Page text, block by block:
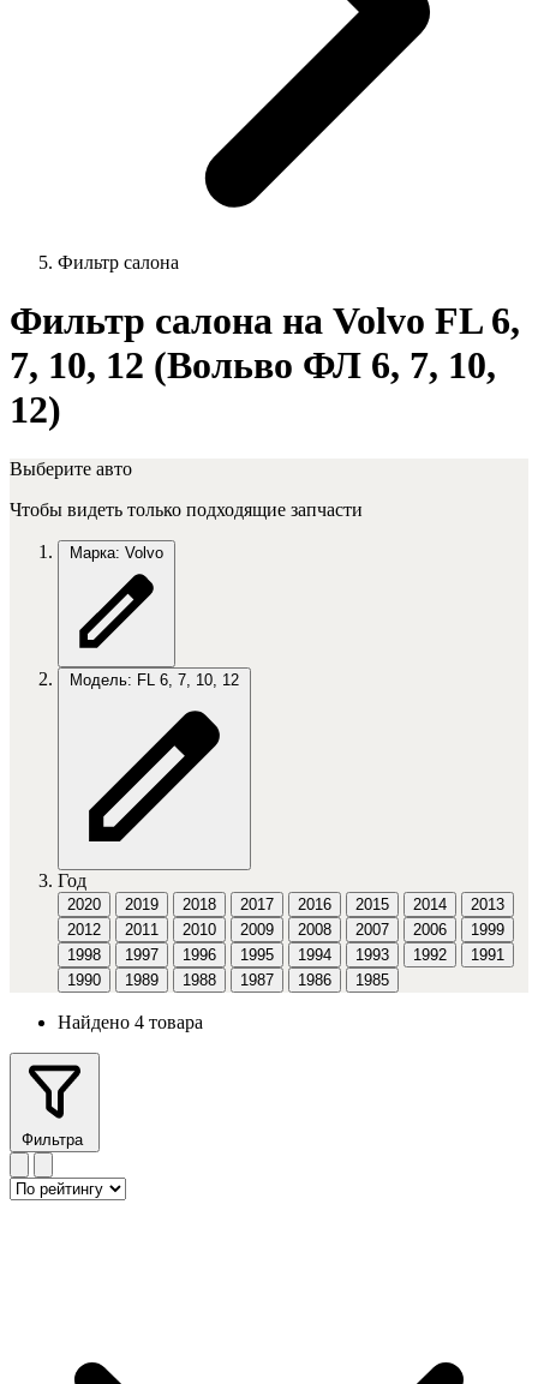
Фильтр салона
Фильтр салона на Volvo FL 6,
7, 10, 12 (Вольво ФЛ 6, 7, 10,
12)
Выберите авто
Чтобы видеть только подходящие запчасти
Марка: Volvo
Модель: FL 6, 7, 10, 12
Год
2020 2019 2018 2017 2016 2015 2014
2013
2012
2011 2010 2009 2008 2007 2006
1999
1998
1997 1996 1995 1994 1993 1992
1991
1990
1989 1988 1987 1986 1985
Найдено 4 товара
Фильтра